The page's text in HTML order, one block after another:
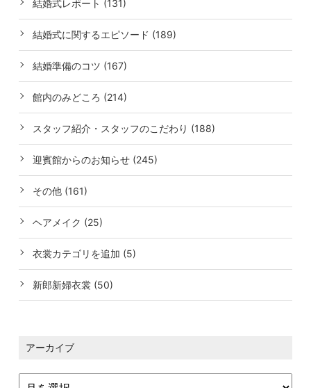
結婚式レポート (131)
結婚式に関するエピソード (189)
結婚準備のコツ (167)
館内のみどころ (214)
スタッフ紹介・スタッフのこだわり (188)
迎賓館からのお知らせ (245)
その他 (161)
ヘアメイク (25)
衣裳カテゴリを追加 (5)
新郎新婦衣裳 (50)
アーカイブ